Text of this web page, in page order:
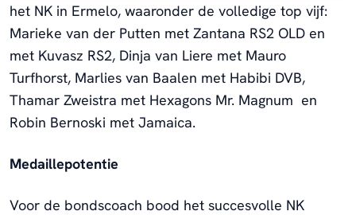
het NK in Ermelo, waaronder de volledige top vijf:
Marieke van der Putten met Zantana RS2 OLD en
met Kuvasz RS2, Dinja van Liere met Mauro
Turfhorst, Marlies van Baalen met Habibi DVB,
Thamar Zweistra met Hexagons Mr. Magnum en
Robin Bernoski met Jamaica.
Medaillepotentie
Voor de bondscoach bood het succesvolle NK